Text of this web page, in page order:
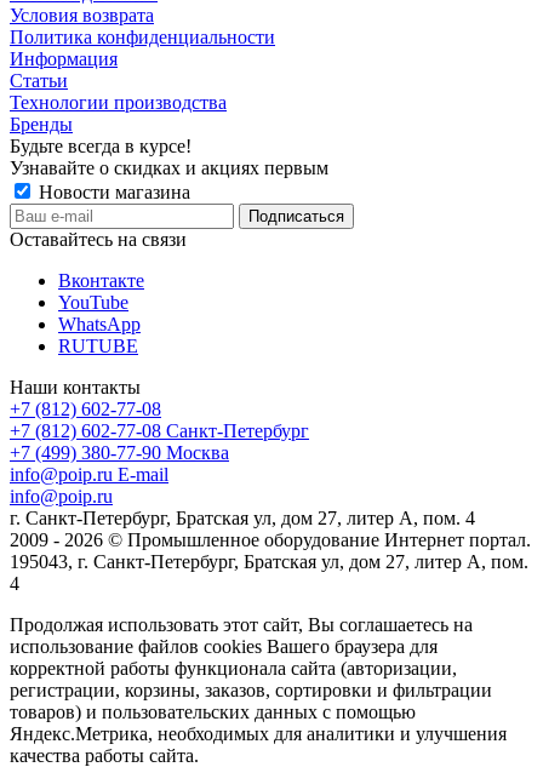
Условия возврата
Политика конфиденциальности
Информация
Статьи
Технологии производства
Бренды
Будьте всегда в курсе!
Узнавайте о скидках и акциях первым
Новости магазина
Оставайтесь на связи
Вконтакте
YouTube
WhatsApp
RUTUBE
Наши контакты
+7 (812) 602-77-08
+7 (812) 602-77-08 Санкт-Петербург
+7 (499) 380-77-90 Москва
info@poip.ru E-mail
info@poip.ru
г. Санкт-Петербург, Братская ул, дом 27, литер А, пом. 4
2009 - 2026 © Промышленное оборудование Интернет портал.
195043, г. Санкт-Петербург, Братская ул, дом 27, литер А, пом.
4
Продолжая использовать этот сайт, Вы соглашаетесь на
использование файлов cookies Вашего браузера для
корректной работы функционала сайта (авторизации,
регистрации, корзины, заказов, сортировки и фильтрации
товаров) и пользовательских данных с помощью
Яндекс.Метрика, необходимых для аналитики и улучшения
качества работы сайта.